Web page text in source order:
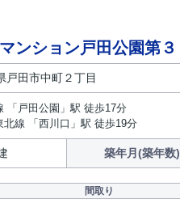
ンション戸田公園第３
戸田市中町２丁目
「戸田公園」駅 徒歩17分
北線 「西川口」駅 徒歩19分
築年月(築年数)
間取り